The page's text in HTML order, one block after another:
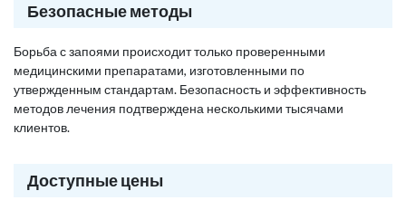
Безопасные методы
Борьба с запоями происходит только проверенными
медицинскими препаратами, изготовленными по
утвержденным стандартам. Безопасность и эффективность
методов лечения подтверждена несколькими тысячами
клиентов.
Доступные цены